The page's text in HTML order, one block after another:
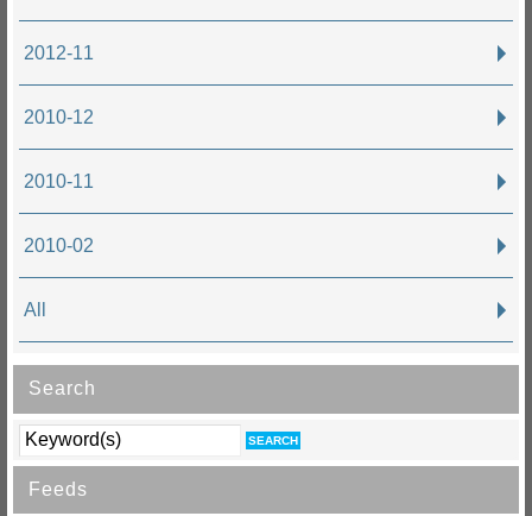
2012-11
2010-12
2010-11
2010-02
All
Search
Feeds